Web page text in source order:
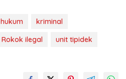
hukum
kriminal
Rokok ilegal unit tipidek